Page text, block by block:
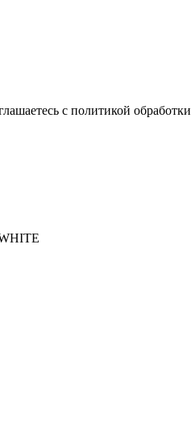
с политикой обработки